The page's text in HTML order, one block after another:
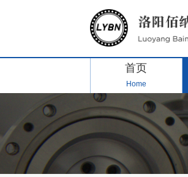
首页
Home